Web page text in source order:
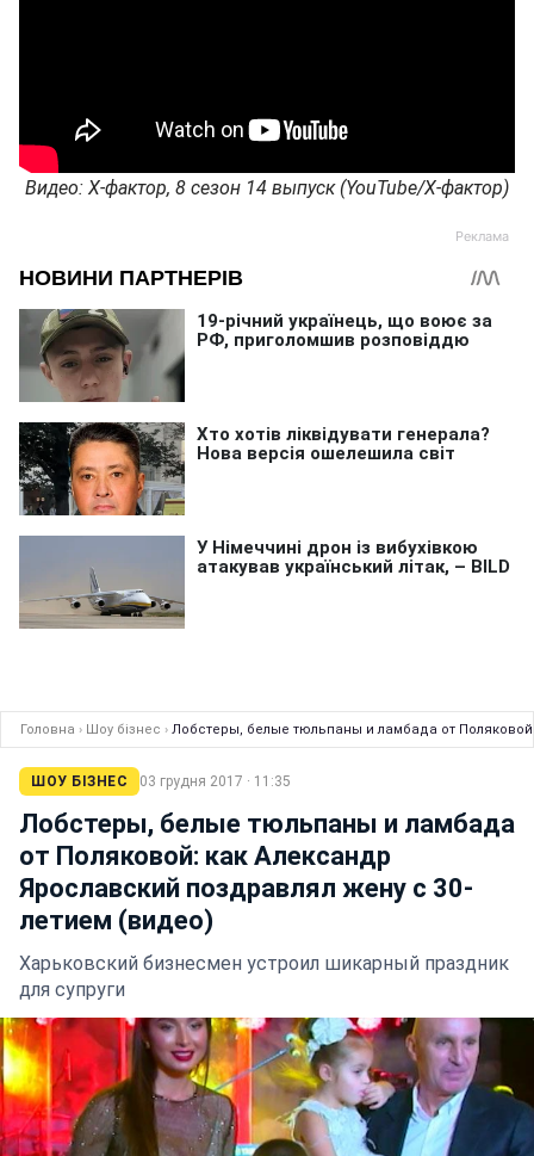
Видео: Х-фактор, 8 сезон 14 выпуск (YouTube/Х-фактор)
Головна › Шоу бізнес › Лобстеры, белые тюльпаны и ламбада от
ШОУ БІЗНЕС 03 грудня 2017 · 11:35
Лобстеры, белые тюльпаны и ламбада
от Поляковой: как Александр
Ярославский поздравлял жену с 30-
летием (видео)
Харьковский бизнесмен устроил шикарный праздник
для супруги